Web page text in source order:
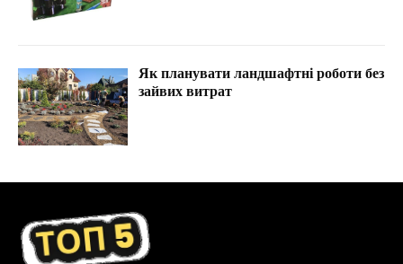
Як планувати ландшафтні роботи без
зайвих витрат